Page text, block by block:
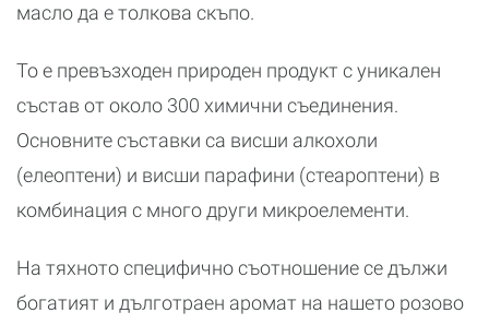
масло да е толкова скъпо.
То е превъзходен природен продукт с уникален
състав от около 300 химични съединения.
Основните съставки са висши алкохоли
(елеоптени) и висши парафини (стеароптени) в
комбинация с много други микроелементи.
На тяхното специфично съотношение се дължи
богатият и дълготраен аромат на нашето розово